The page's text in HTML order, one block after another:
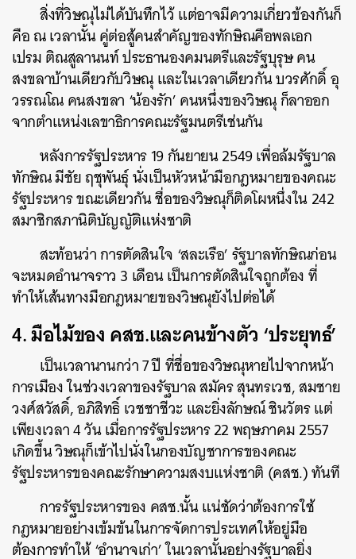
สิ่งที่วิษณุไม่ได้บันทึกไว้ แต่อาจมีความเกี่ยวข้องกันก็
คือ ณ เวลานั้น คู่ต่อสู้คนสำคัญของทักษิณคือพลเอก
เปรม ติณสูลานนท์ ประธานองคมนตรีและรัฐบุรุษ คน
สงขลาบ้านเดียวกับวิษณุ และในเวลาเดียวกัน บวรศักดิ์ อุ
วรรณโณ คนสงขลา ‘น้องรัก’ คนหนึ่งของวิษณุ ก็ลาออก
จากตำแหน่งเลขาธิการคณะรัฐมนตรีเช่นกัน
หลังการรัฐประหาร 19 กันยายน 2549 เพื่อล้มรัฐบาล
ทักษิณ มีชัย ฤชุพันธุ์ นั่งเป็นหัวหน้ามือกฎหมายของคณะ
รัฐประหาร ขณะเดียวกัน ชื่อของวิษณุก็ติดโผหนึ่งใน 242
สมาชิกสภานิติบัญญัติแห่งชาติ
สะท้อนว่า การตัดสินใจ ‘สละเรือ’ รัฐบาลทักษิณก่อน
จะหมดอำนาจราว 3 เดือน เป็นการตัดสินใจถูกต้อง ที่
ทำให้เส้นทางมือกฎหมายของวิษณุยังไปต่อได้
4. มือไม้ของ คสช.และคนข้างตัว ‘ประยุทธ์’
เป็นเวลานานกว่า 7 ปี ที่ชื่อของวิษณุหายไปจากหน้า
การเมือง ในช่วงเวลาของรัฐบาล สมัคร สุนทรเวช, สมชาย
วงศ์สวัสดิ์, อภิสิทธิ์ เวชชาชีวะ และยิ่งลักษณ์ ชินวัตร แต่
เพียงเวลา 4 วัน เมื่อการรัฐประหาร 22 พฤษภาคม 2557
เกิดขึ้น วิษณุก็เข้าไปนั่งในกองบัญชาการของคณะ
รัฐประหารของคณะรักษาความสงบแห่งชาติ (คสช.) ทันที
การรัฐประหารของ คสช.นั้น แน่ชัดว่าต้องการใช้
กฎหมายอย่างเข้มข้นในการจัดการประเทศให้อยู่มือ
ต้องการทำให้ ‘อำนาจเก่า’ ในเวลานั้นอย่างรัฐบาลยิ่ง